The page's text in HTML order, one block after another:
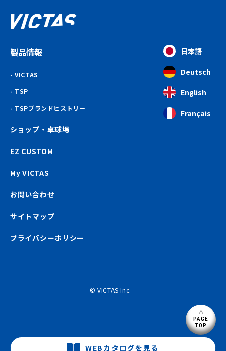
製品情報
VICTAS
TSP
TSPブランドヒストリー
ショップ・卓球場
EZ CUSTOM
My VICTAS
お問い合わせ
サイトマップ
プライバシーポリシー
日本語
Deutsch
English
Français
© VICTAS Inc.
WEBカタログを見る
PAGE
TOP